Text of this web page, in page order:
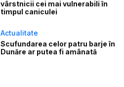
vârstnicii cei mai vulnerabili în
timpul caniculei
Actualitate
Scufundarea celor patru barje în
Dunăre ar putea fi amânată